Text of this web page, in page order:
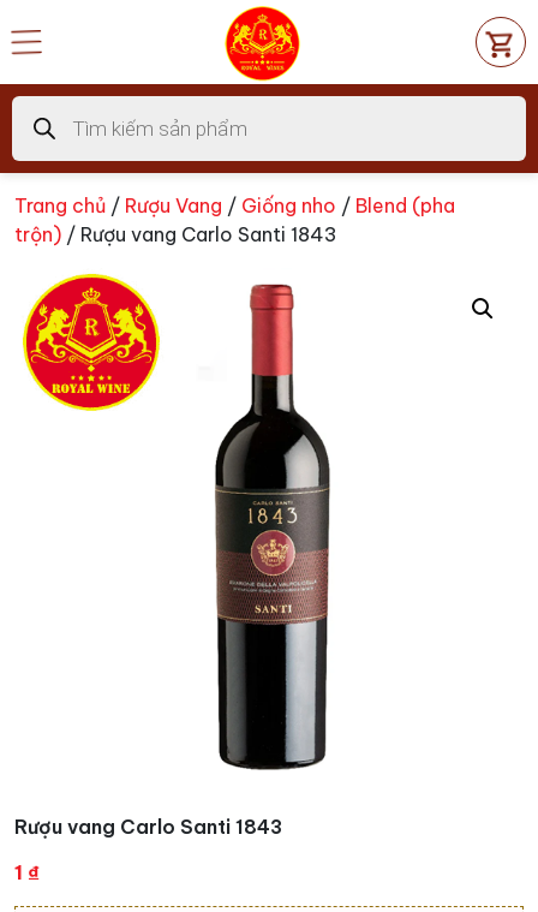
đến
dung
Tìm
kiếm
sản
phẩm
Trang chủ / Rượu Vang / Giống nho / Blend (pha
trộn) / Rượu vang Carlo Santi 1843
Rượu vang Carlo Santi 1843
1 ₫